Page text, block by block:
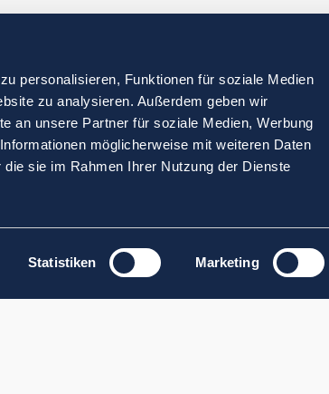
personalisieren, Funktionen für soziale Medien
zu analysieren. Außerdem geben wir
an unsere Partner für soziale Medien, Werbung
möglicherweise mit weiteren Daten
sie im Rahmen Ihrer Nutzung der Dienste
Statistiken Marketing